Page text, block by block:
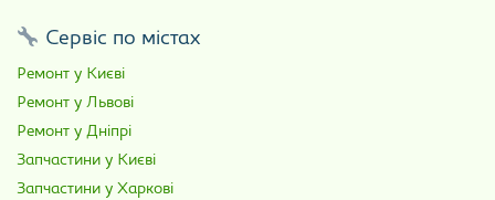
Сервіс по містах
Ремонт у Києві
Ремонт у Львові
Ремонт у Дніпрі
Запчастини у Києві
Запчастини у Харкові